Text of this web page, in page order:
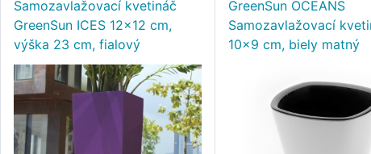
Samozavlažovací kvetináč
GreenSun ICES 12x12 cm,
výška 23 cm, fialový
GreenSun OCEANS
Samozavlažovací
10x9 cm, biely matný